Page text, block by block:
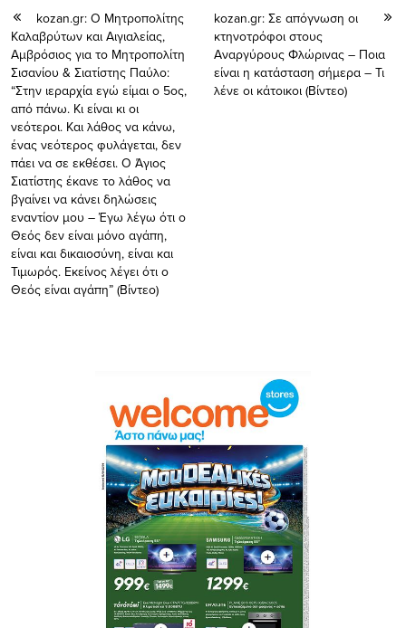
kozan.gr: O Μητροπολίτης
Καλαβρύτων και Αιγιαλείας,
Αμβρόσιος για το Μητροπολίτη
Σισανίου & Σιατίστης Παύλο:
“Στην ιεραρχία εγώ είμαι ο 5ος,
από πάνω. Κι είναι κι οι
νεότεροι. Και λάθος να κάνω,
ένας νεότερος φυλάγεται, δεν
πάει να σε εκθέσει. Ο Άγιος
Σιατίστης έκανε το λάθος να
βγαίνει να κάνει δηλώσεις
εναντίον μου – Έγω λέγω ότι ο
Θεός δεν είναι μόνο αγάπη,
είναι και δικαιοσύνη, είναι και
Τιμωρός. Εκείνος λέγει ότι ο
Θεός είναι αγάπη” (Βίντεο)
kozan.gr: Σε απόγνωση οι
κτηνοτρόφοι στους
Αναργύρους Φλώρινας – Ποια
είναι η κατάσταση σήμερα – Τι
λένε οι κάτοικοι (Βίντεο)